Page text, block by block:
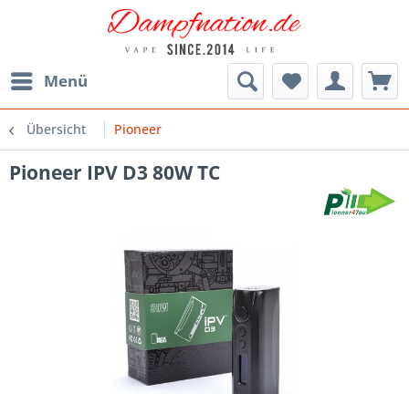
Menü
Übersicht Pioneer
Pioneer IPV D3 80W TC